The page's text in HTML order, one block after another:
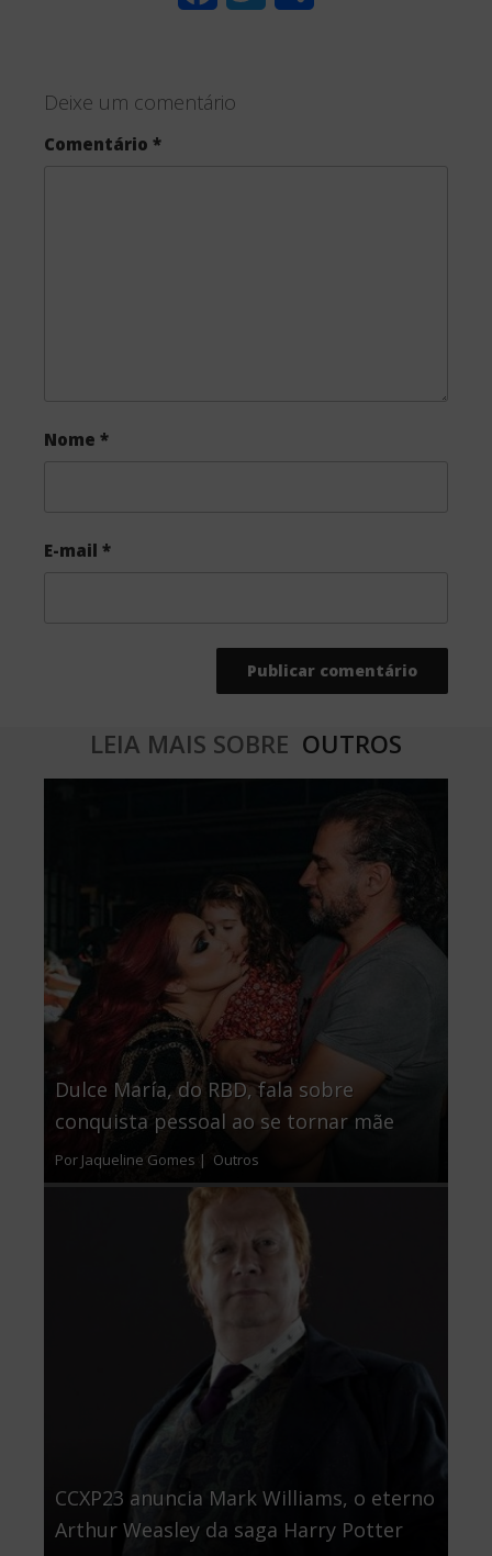
e
Deixe um comentário
Comentário *
Nome *
E-mail *
LEIA MAIS SOBRE OUTROS
Dulce María, do RBD, fala sobre
conquista pessoal ao se tornar mãe
Por Jaqueline Gomes | Outros
CCXP23 anuncia Mark Williams, o eterno
Arthur Weasley da saga Harry Potter